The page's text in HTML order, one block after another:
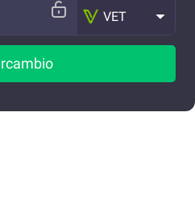
VET